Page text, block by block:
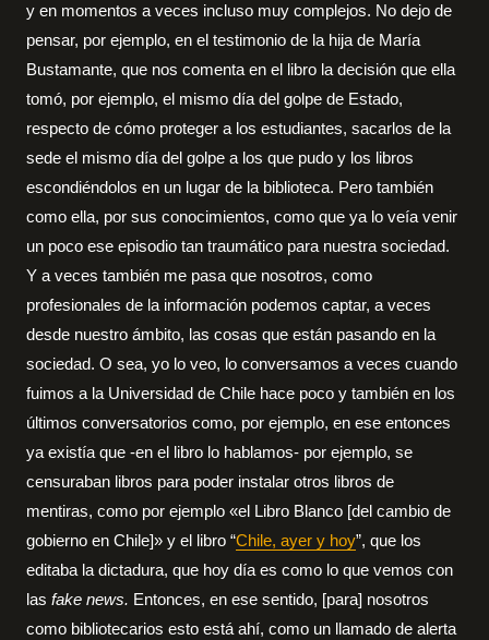
y en momentos a veces incluso muy complejos. No dejo de
pensar, por ejemplo, en el testimonio de la hija de María
Bustamante, que nos comenta en el libro la decisión que ella
tomó, por ejemplo, el mismo día del golpe de Estado,
respecto de cómo proteger a los estudiantes, sacarlos de la
sede el mismo día del golpe a los que pudo y los libros
escondiéndolos en un lugar de la biblioteca. Pero también
como ella, por sus conocimientos, como que ya lo veía venir
un poco ese episodio tan traumático para nuestra sociedad.
Y a veces también me pasa que nosotros, como
profesionales de la información podemos captar, a veces
desde nuestro ámbito, las cosas que están pasando en la
sociedad. O sea, yo lo veo, lo conversamos a veces cuando
fuimos a la Universidad de Chile hace poco y también en los
últimos conversatorios como, por ejemplo, en ese entonces
ya existía que -en el libro lo hablamos- por ejemplo, se
censuraban libros para poder instalar otros libros de
mentiras, como por ejemplo «el Libro Blanco [del cambio de
gobierno en Chile]» y el libro “Chile, ayer y hoy”, que los
editaba la dictadura, que hoy día es como lo que vemos con
las fake news. Entonces, en ese sentido, [para] nosotros
como bibliotecarios esto está ahí, como un llamado de alerta